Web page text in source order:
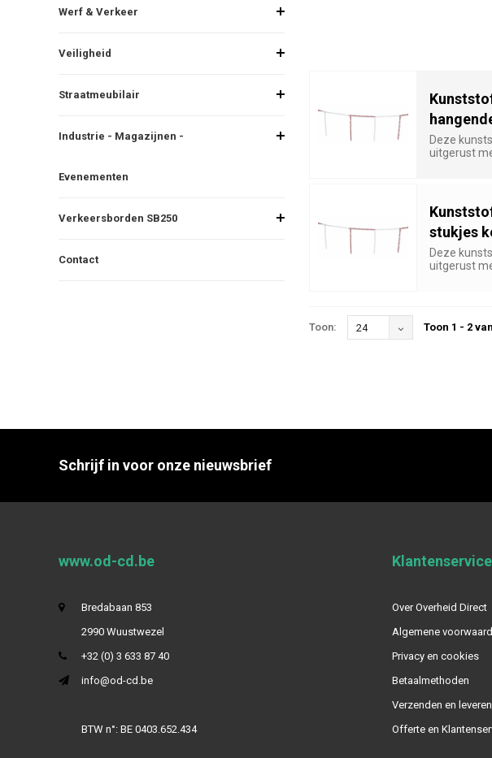
Werf & Verkeer
Veiligheid
Straatmeubilair
Industrie - Magazijnen -
Evenementen
Verkeersborden SB250
Contact
Deze
uitgerust
stukjes
Deze
uitgerust
Toon: 24 Toon 1 - 2
Schrijf in voor onze nieuwsbrief
www.od-cd.be
Bredabaan 853
2990 Wuustwezel
+32 (0) 3 633 87 40
info@od-cd.be
BTW n°: BE 0403.652.434
Klantenservice
Over Overheid Direct
Algemene
Privacy en cookies
Betaalmethoden
Verzenden en leveren
Offerte en